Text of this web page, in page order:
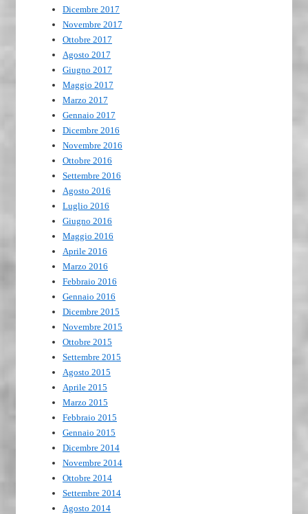
Dicembre 2017
Novembre 2017
Ottobre 2017
Agosto 2017
Giugno 2017
Maggio 2017
Marzo 2017
Gennaio 2017
Dicembre 2016
Novembre 2016
Ottobre 2016
Settembre 2016
Agosto 2016
Luglio 2016
Giugno 2016
Maggio 2016
Aprile 2016
Marzo 2016
Febbraio 2016
Gennaio 2016
Dicembre 2015
Novembre 2015
Ottobre 2015
Settembre 2015
Agosto 2015
Aprile 2015
Marzo 2015
Febbraio 2015
Gennaio 2015
Dicembre 2014
Novembre 2014
Ottobre 2014
Settembre 2014
Agosto 2014